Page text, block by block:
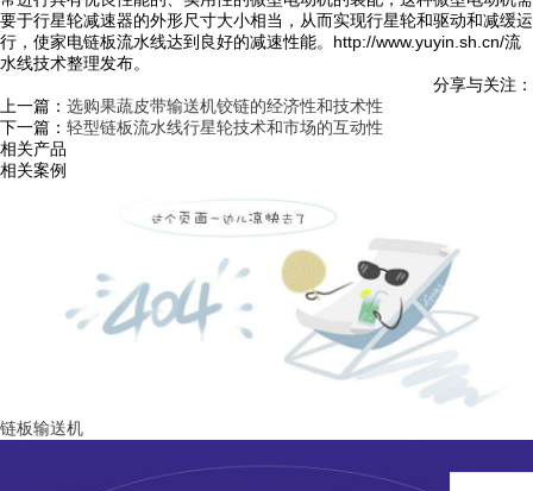
要于行星轮减速器的外形尺寸大小相当，从而实现行星轮和驱动和减缓运
行，使家电链板流水线达到良好的减速性能。http://www.yuyin.sh.cn/流
水线技术整理发布。
分享与关注：
上一篇： 选购果蔬皮带输送机铰链的经济性和技术性
下一篇： 轻型链板流水线行星轮技术和市场的互动性
相关产品
相关案例
链板输送机